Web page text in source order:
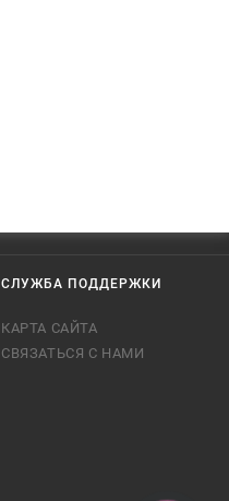
СЛУЖБА ПОДДЕРЖКИ
КАРТА САЙТА
СВЯЗАТЬСЯ С НАМИ